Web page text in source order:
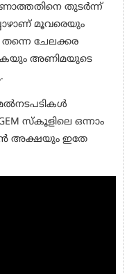
തുടർന്ന്
മൂവരെയും
ചേലക്കര
അണിമയുടെ
സ്കൂളിലെ ഒന്നാം
അക്ഷയും ഇതേ